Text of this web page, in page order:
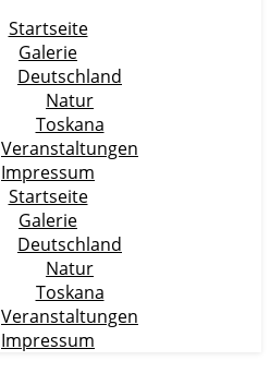
Startseite
Galerie
Deutschland
Natur
Toskana
Veranstaltungen
Impressum
Startseite
Galerie
Deutschland
Natur
Toskana
Veranstaltungen
Impressum